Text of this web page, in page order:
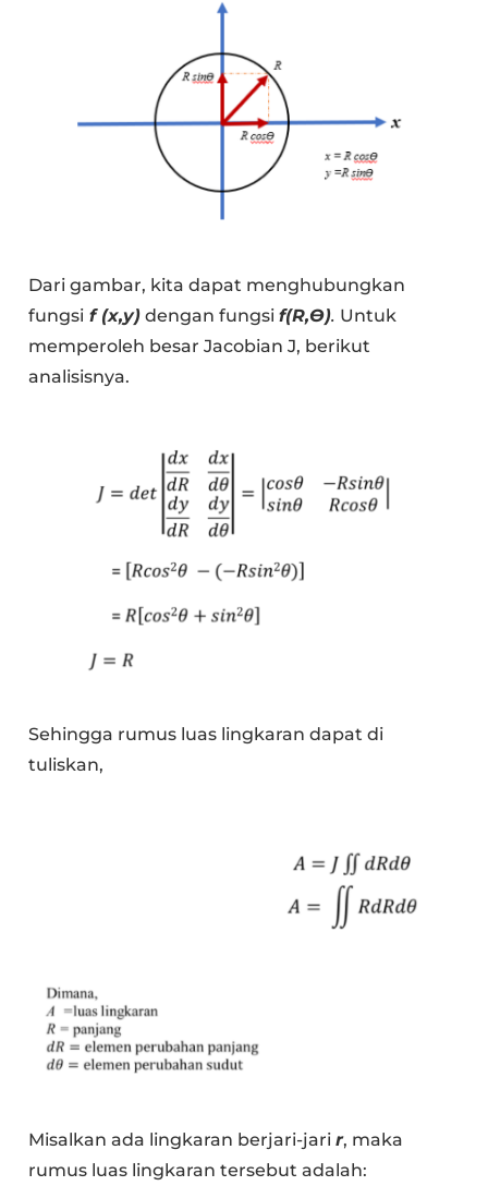
Dari gambar, kita dapat menghubungkan
fungsi f (x,y) dengan fungsif(R,Ɵ). Untuk
memperoleh besar Jacobian J, berikut
analisisnya.
Sehingga rumus luas lingkaran dapat di
tuliskan,
Misalkan ada lingkaran berjari-jarir, maka
rumus luas lingkaran tersebut adalah: